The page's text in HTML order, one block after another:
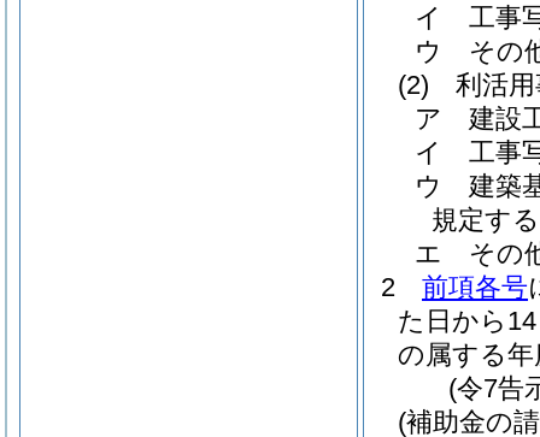
イ
工事
ウ
その
(2)
利活
ア
建設
イ
工事
ウ
建築
規定す
エ
その
2
前項各号
た日から
の属する
(令7告
(補助金の